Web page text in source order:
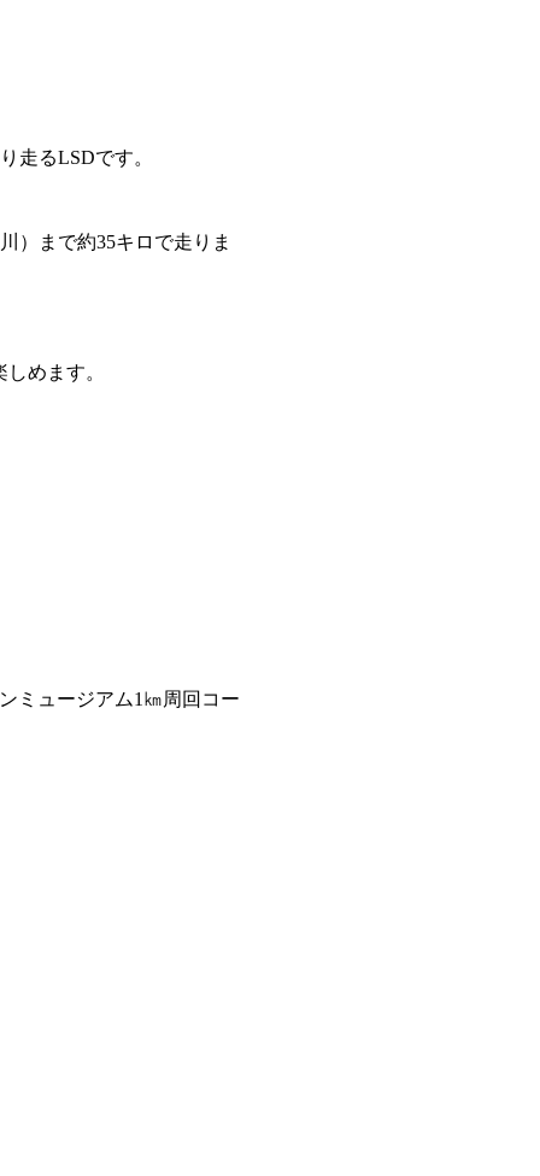
走るLSDです。
）まで約35キロで走りま
めます。
ミュージアム1㎞周回コー